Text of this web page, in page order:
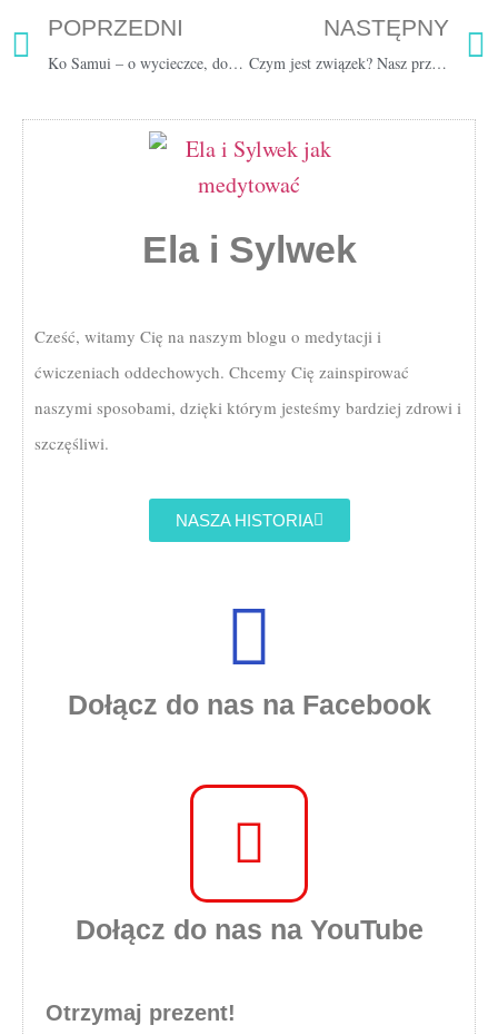
POPRZEDNI
Ko Samui – o wycieczce, domku i miotaczu dymu
NASTĘPNY
Czym jest związek? Nasz przepis!
Ela i Sylwek
Cześć, witamy Cię na naszym blogu o medytacji i
ćwiczeniach oddechowych. Chcemy Cię zainspirować
naszymi sposobami, dzięki którym jesteśmy bardziej zdrowi i
szczęśliwi.
NASZA HISTORIA
Dołącz do nas na Facebook
Dołącz do nas na YouTube
Otrzymaj prezent!